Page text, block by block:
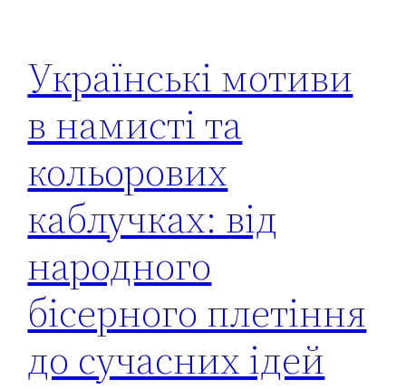
Українські мотиви
в намисті та
кольорових
каблучках: від
народного
бісерного плетіння
до сучасних ідей